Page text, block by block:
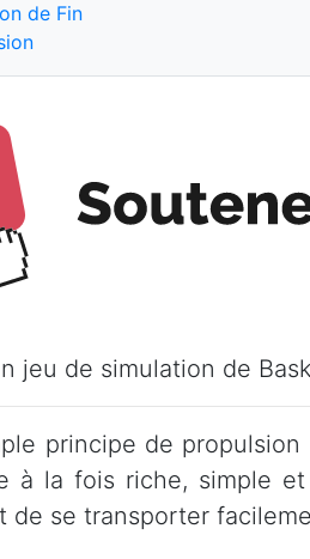
de Fin
jeu de simulation de
principe de
à la fois riche, simple
de se transporter